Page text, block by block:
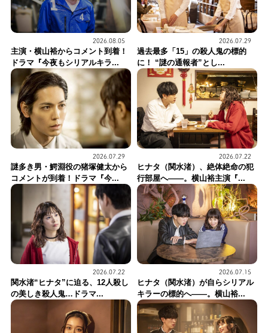
2026.08.05
主演・横山裕からコメント到着！
ドラマ『今夜もシリアルキラ...
2026.07.29
過去最多「15」の殺人鬼の標的
に！ “謎の通報者”とし...
2026.07.29
謎多き男・鰐淵役の猪塚健太から
コメントが到着！ドラマ『今...
2026.07.22
ヒナタ（関水渚）、絶体絶命の犯
行部屋へ——。横山裕主演『...
2026.07.22
関水渚“ヒナタ”に迫る、12人殺し
の美しき殺人鬼…ドラマ...
2026.07.15
ヒナタ（関水渚）が自らシリアル
キラーの標的へ——。横山裕...